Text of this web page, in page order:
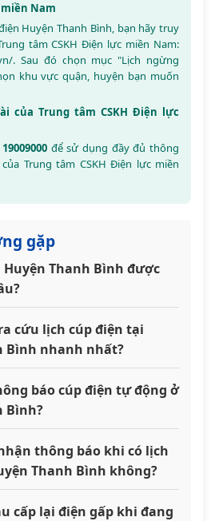
Nam
Huyện Thanh Bình, bạn hãy truy
tâm CSKH Điện lực miền Nam:
. Sau đó chọn mục "Lịch ngừng
khu vực quận, huyện bạn muốn
của Trung tâm CSKH Điện lực
để sử dụng đầy đủ thông
Trung tâm CSKH Điện lực miền
gặp
Huyện Thanh Bình được
cứu lịch cúp điện tại
Bình nhanh nhất?
báo cúp điện tự động ở
Bình?
thông báo khi có lịch
Thanh Bình không?
cấp lại điện gấp khi đang